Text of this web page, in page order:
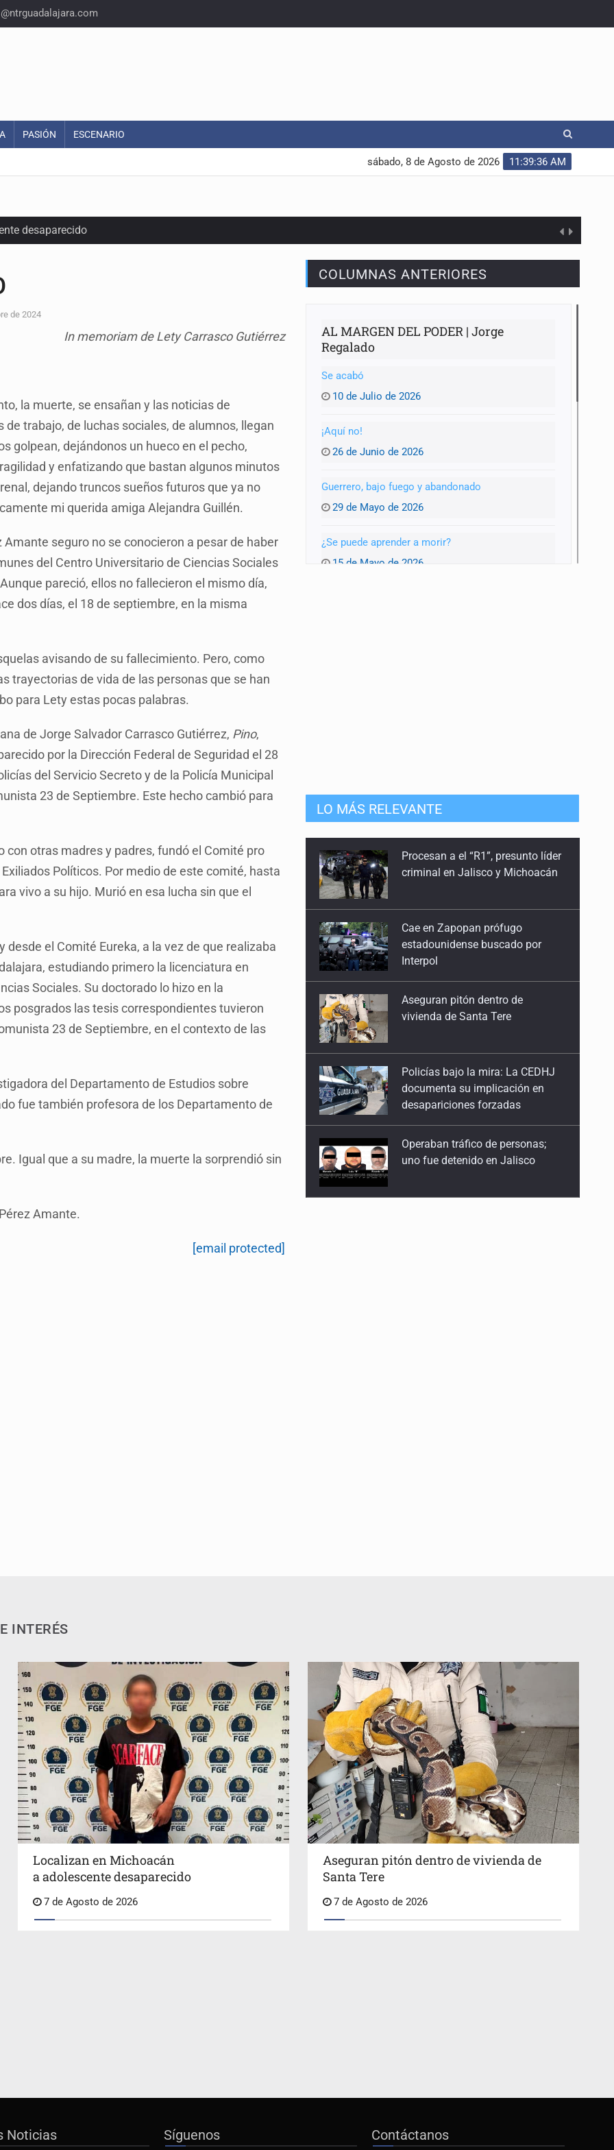
PASIÓN ESCENARIO
11:39:37 AM
sábado, 8 de Agosto de 2026
desaparecido
del INE para aprobar lineamientos de fiscalización
de policías, afirma Lazos de Amor
Presidente de Colombia
su implicación en desapariciones forzadas
telefónico
de 2024
In memoriam de Lety Carrasco Gutiérrez
la muerte, se ensañan y las noticias de
trabajo, de luchas sociales, de alumnos, llegan
golpean, dejándonos un hueco en el pecho,
y enfatizando que bastan algunos minutos
dejando truncos sueños futuros que ya no
mi querida amiga Alejandra Guillén.
seguro no se conocieron a pesar de haber
del Centro Universitario de Ciencias Sociales
pareció, ellos no fallecieron el mismo día,
dos días, el 18 de septiembre, en la misma
avisando de su fallecimiento. Pero, como
trayectorias de vida de las personas que se han
para Lety estas pocas palabras.
de Jorge Salvador Carrasco Gutiérrez, Pino,
por la Dirección Federal de Seguridad el 28
del Servicio Secreto y de la Policía Municipal
23 de Septiembre. Este hecho cambió para
con otras madres y padres, fundó el Comité pro
Políticos. Por medio de este comité, hasta
vivo a su hijo. Murió en esa lucha sin que el
el Comité Eureka, a la vez de que realizaba
estudiando primero la licenciatura en
Sociales. Su doctorado lo hizo en la
posgrados las tesis correspondientes tuvieron
23 de Septiembre, en el contexto de las
del Departamento de Estudios sobre
fue también profesora de los Departamento de
Igual que a su madre, la muerte la sorprendió sin
Amante.
[email protected]
COLUMNAS ANTERIORES
AL MARGEN DEL PODER | Jorge
Regalado
Se acabó
10 de Julio de 2026
¡Aquí no!
26 de Junio de 2026
Guerrero, bajo fuego y abandonado
29 de Mayo de 2026
¿Se puede aprender a morir?
15 de Mayo de 2026
Células dañadas y termoeléctricas
6 de Febrero de 2026
Después del desarrollismo
23 de Enero de 2026
2026
9 de Enero de 2026
LO MÁS RELEVANTE
Cae en Zapopan prófugo
estadounidense buscado por
Aseguran pitón dentro de
vivienda de Santa Tere
Policías bajo la mira: La CEDHJ
documenta su implicación en
Operaban tráfico de personas;
uno fue detenido en Jalisco
Catean casa por esquema de
fraude telefónico
INTERÉS
Localizan en Michoacán
a adolescente desaparecido
7 de Agosto de 2026
Aseguran pitón dentro de vivienda de
Santa Tere
7 de Agosto de 2026
Noticias Síguenos Contáctanos